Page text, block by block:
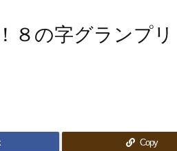
８の字グランプリ
Copy